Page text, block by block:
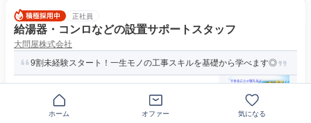
正社員
給湯器・コンロなどの設置サポートスタッフ
大問屋株式会社
9割未経験スタート！一生モノの工事スキルを基礎から学べます◎
〒830-0037福岡県久留米市諏訪野町
月給27万円以上
ホーム オファー 気になる